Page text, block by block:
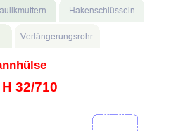
32/710